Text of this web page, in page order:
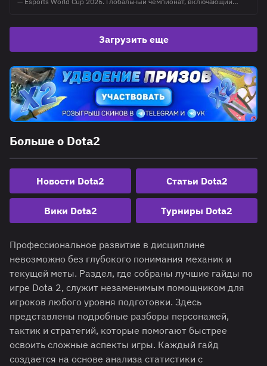
следящих за ходом событий, любимыми играми и командами.
Загрузить еще
Больше о Dota2
Новости Dota2 Статьи Dota2
Вики Dota2 Турниры Dota2
Профессиональное развитие в дисциплине
невозможно без глубокого понимания механик и
текущей меты. Раздел, где собраны лучшие гайды по
игре Dota 2, служит незаменимым помощником для
игроков любого уровня подготовки. Здесь
представлены подробные разборы персонажей,
тактик и стратегий, которые помогают быстрее
освоить сложные аспекты игры. Каждый гайд
создается на основе анализа статистики с